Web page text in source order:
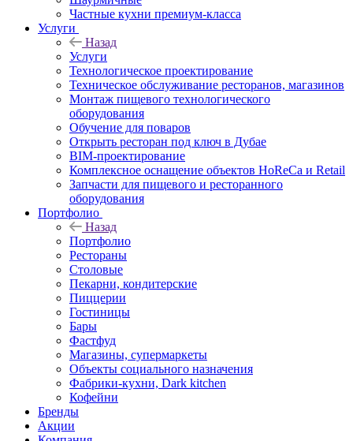
Частные кухни премиум-класса
Услуги
Назад
Услуги
Технологическое проектирование
Техническое обслуживание ресторанов, магазинов
Монтаж пищевого технологического
оборудования
Обучение для поваров
Открыть ресторан под ключ в Дубае
BIM-проектирование
Комплексное оснащение объектов HoReCa и Retail
Запчасти для пищевого и ресторанного
оборудования
Портфолио
Назад
Портфолио
Рестораны
Столовые
Пекарни, кондитерские
Пиццерии
Гостиницы
Бары
Фастфуд
Магазины, супермаркеты
Объекты социального назначения
Фабрики-кухни, Dark kitchen
Кофейни
Бренды
Акции